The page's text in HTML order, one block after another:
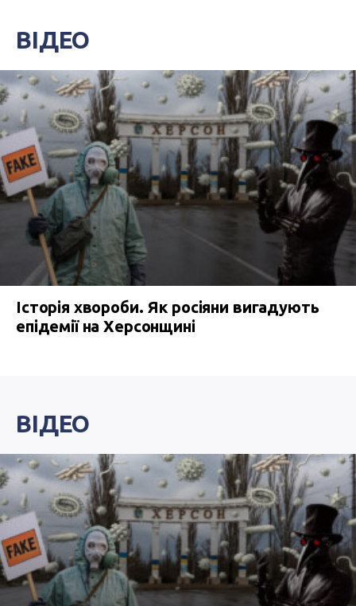
ВІДЕО
Історія хвороби. Як росіяни вигадують
епідемії на Херсонщині
ВІДЕО